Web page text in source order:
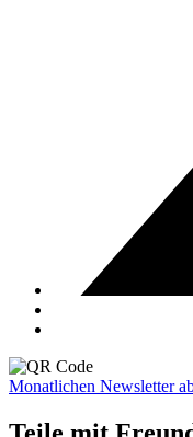
Monatlichen Newsletter